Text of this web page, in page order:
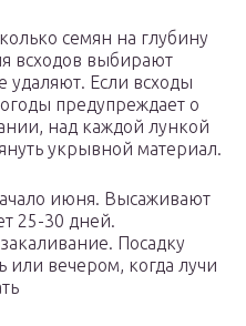
семян на глубину
всходов выбирают
удаляют. Если всходы
предупреждает о
над каждой лункой
укрывной материал.
июня. Высаживают
25-30 дней.
Посадку
или вечером, когда лучи